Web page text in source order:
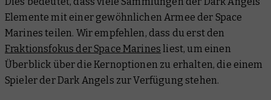
Elemente mit einer gewöhnlichen Armee der Space
Marines teilen. Wir empfehlen, dass du erst den
Fraktionsfokus der Space Marines liest, um einen
Überblick über die Kernoptionen zu erhalten, die einem
Spieler der Dark Angels zur Verfügung stehen.